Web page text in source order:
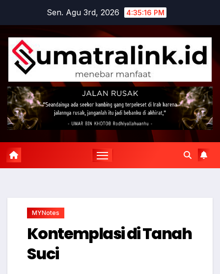
content
Sen. Agu 3rd, 2026 4:35:17 PM
MYNotes
Kontemplasi di Tanah
Suci